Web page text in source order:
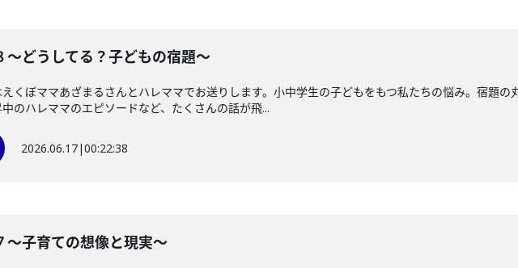
〜どうしてる？子どもの宿題〜
くぼママあざまるさんとハレママでお送りします。小中学生の子どもをもつ私たちの悩み。宿題
のハレママのエピソードなど、たくさんの話が飛...
2026.06.17|00:22:38
〜子育ての想像と現実〜